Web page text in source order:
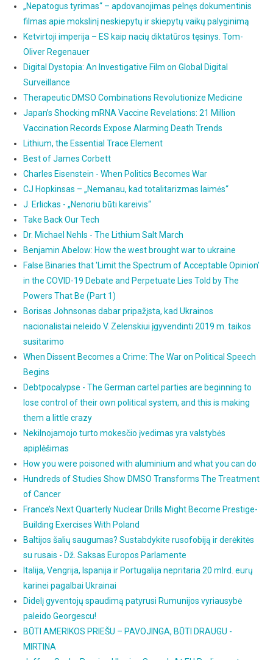
„Nepatogus tyrimas“ – apdovanojimas pelnęs dokumentinis
filmas apie mokslinį neskiepytų ir skiepytų vaikų palyginimą
Ketvirtoji imperija – ES kaip nacių diktatūros tęsinys. Tom-
Oliver Regenauer
Digital Dystopia: An Investigative Film on Global Digital
Surveillance
Therapeutic DMSO Combinations Revolutionize Medicine
Japan’s Shocking mRNA Vaccine Revelations: 21 Million
Vaccination Records Expose Alarming Death Trends
Lithium, the Essential Trace Element
Best of James Corbett
Charles Eisenstein - When Politics Becomes War
CJ Hopkinsas – „Nemanau, kad totalitarizmas laimės“
J. Erlickas - „Nenoriu būti kareivis“
Take Back Our Tech
Dr. Michael Nehls - The Lithium Salt March
Benjamin Abelow: How the west brought war to ukraine
False Binaries that 'Limit the Spectrum of Acceptable Opinion'
in the COVID-19 Debate and Perpetuate Lies Told by The
Powers That Be (Part 1)
Borisas Johnsonas dabar pripažįsta, kad Ukrainos
nacionalistai neleido V. Zelenskiui įgyvendinti 2019 m. taikos
susitarimo
When Dissent Becomes a Crime: The War on Political Speech
Begins
Debtpocalypse - The German cartel parties are beginning to
lose control of their own political system, and this is making
them a little crazy
Nekilnojamojo turto mokesčio įvedimas yra valstybės
apiplėšimas
How you were poisoned with aluminium and what you can do
Hundreds of Studies Show DMSO Transforms The Treatment
of Cancer
France’s Next Quarterly Nuclear Drills Might Become Prestige-
Building Exercises With Poland
Baltijos šalių saugumas? Sustabdykite rusofobiją ir derėkitės
su rusais - Dž. Saksas Europos Parlamente
Italija, Vengrija, Ispanija ir Portugalija nepritaria 20 mlrd. eurų
karinei pagalbai Ukrainai
Didelį gyventojų spaudimą patyrusi Rumunijos vyriausybė
paleido Georgescu!
BŪTI AMERIKOS PRIEŠU – PAVOJINGA, BŪTI DRAUGU -
MIRTINA